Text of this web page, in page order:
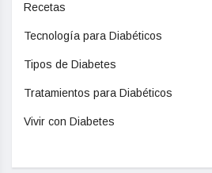
Recetas
Tecnología para Diabéticos
Tipos de Diabetes
Tratamientos para Diabéticos
Vivir con Diabetes